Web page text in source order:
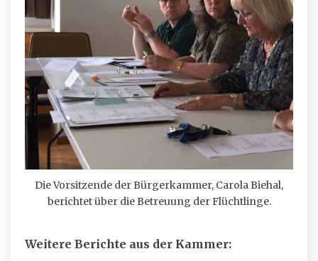
Die Vorsitzende der Bürgerkammer, Carola Biehal,
berichtet über die Betreuung der Flüchtlinge.
Weitere Berichte aus der Kammer: